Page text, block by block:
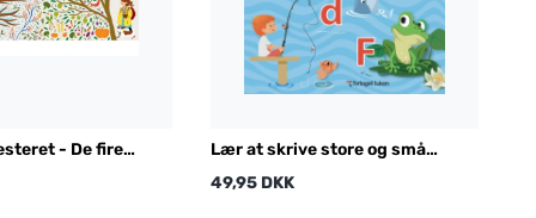
- De fire
Lær at skrive store og små
bogstaver
49,95 DKK